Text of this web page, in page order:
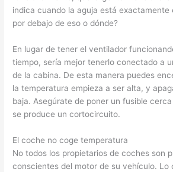
indica cuando la aguja está exactamente
por debajo de eso o dónde?
En lugar de tener el ventilador
tiempo, sería mejor tenerlo conectado a
de la cabina. De esta manera puedes
la temperatura empieza a ser alta, y
baja. Asegúrate de poner un fusible
se produce un cortocircuito.
El coche no coge temperatura
No todos los propietarios de coches son
conscientes del motor de su vehículo. Lo